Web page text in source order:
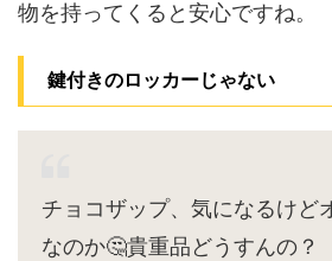
物を持ってくると安心ですね。
鍵付きのロッカーじゃない
チョコザップ、気になるけど
なのか🤔貴重品どうすんの？